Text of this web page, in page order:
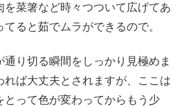
を菜箸など時々つついて広げてあ
ると茹でムラができるので。
り切る瞬間をしっかり見極めま
れば大丈夫とされますが、ここは
とって色が変わってからもう少